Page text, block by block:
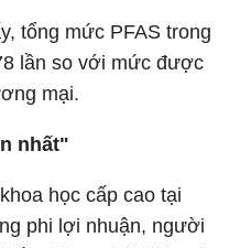
tổng mức PFAS trong
lần so với mức được
mại.
nhất"
học cấp cao tại
phi lợi nhuận, người